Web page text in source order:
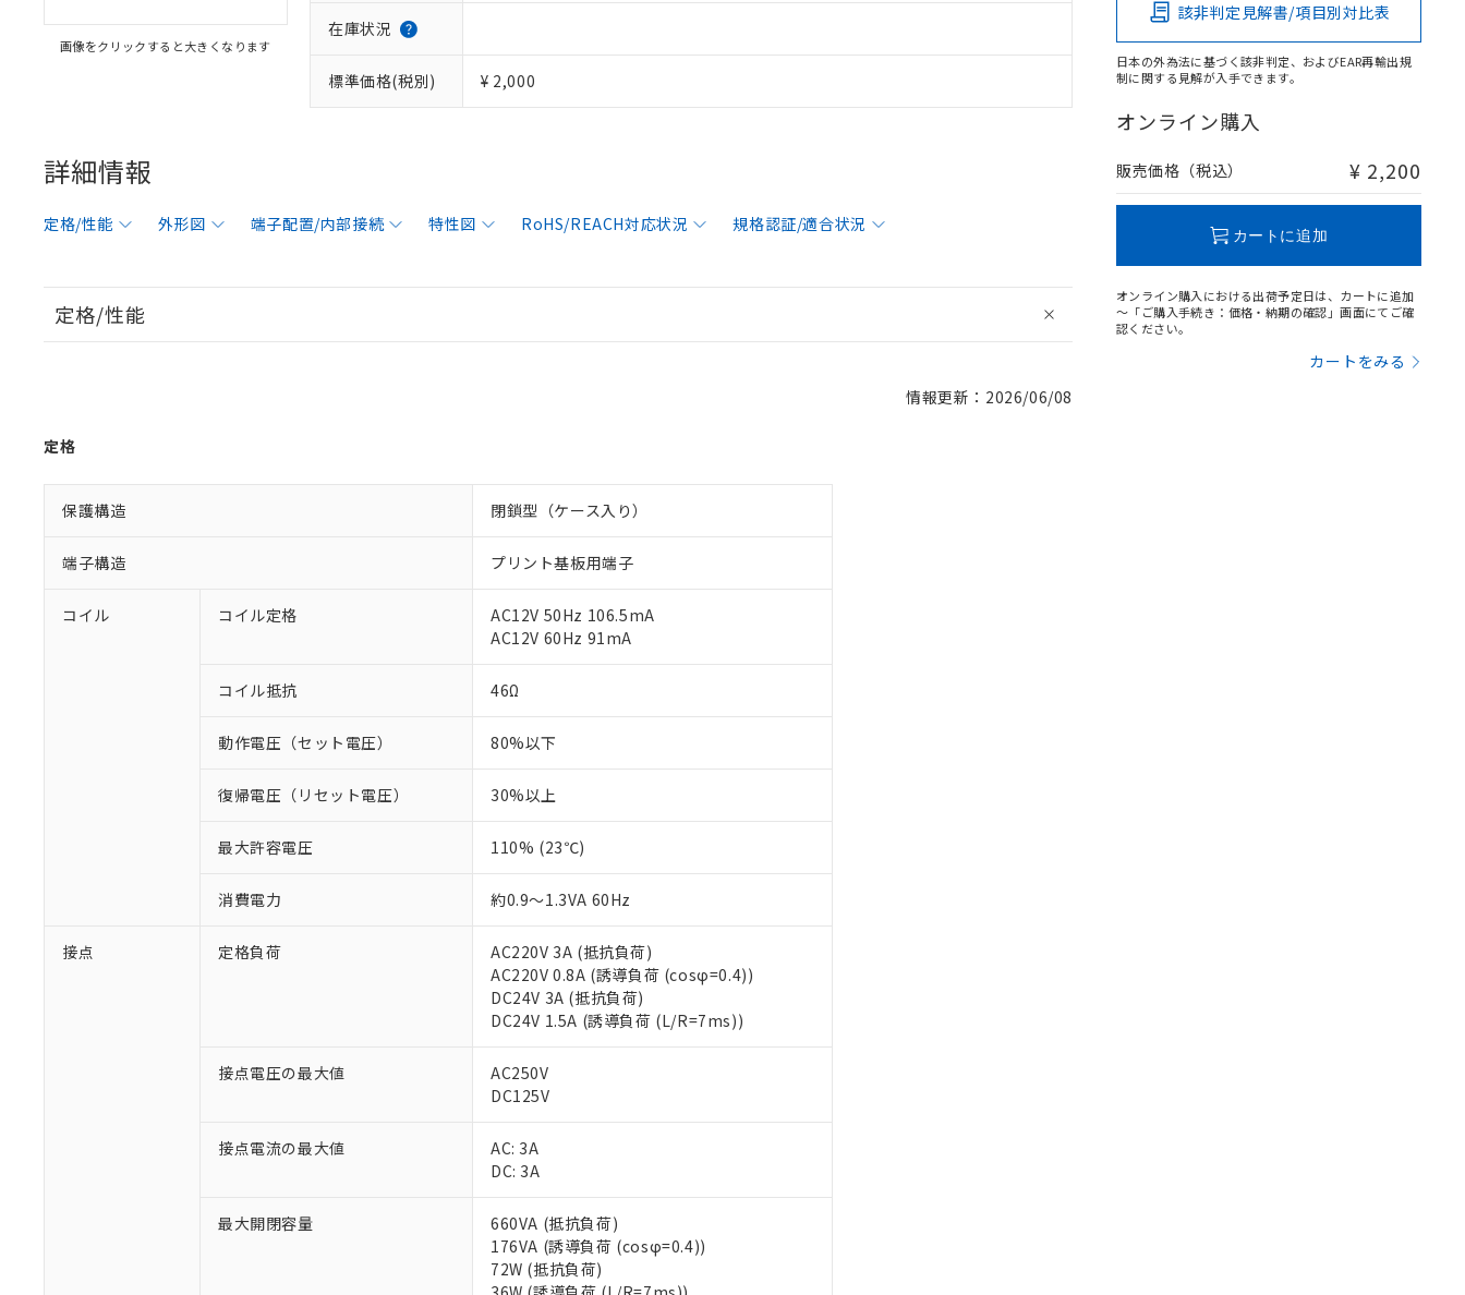
画像をクリックすると大きくなります
在庫状況
標準価格(税別) ¥ 2,000
詳細情報
定格/性能 外形図 端子配置/内部接続 特性図 RoHS/REACH対応状況 規格認証/適合状況
定格/性能
情報更新：2026/06/08
定格
保護構造 閉鎖型（ケース入り）
端子構造 プリント基板用端子
コイル コイル定格
AC12V 50Hz 106.5mA
AC12V 60Hz 91mA
コイル抵抗 46Ω
動作電圧（セット電圧） 80%以下
復帰電圧（リセット電圧） 30%以上
最大許容電圧 110% (23℃)
消費電力 約0.9～1.3VA 60Hz
接点 定格負荷
AC220V 3A (抵抗負荷)
AC220V 0.8A (誘導負荷 (cosφ=0.4))
DC24V 3A (抵抗負荷)
DC24V 1.5A (誘導負荷 (L/R=7ms))
接点電圧の最大値
AC250V
DC125V
接点電流の最大値
AC: 3A
DC: 3A
最大開閉容量
660VA (抵抗負荷)
176VA (誘導負荷 (cosφ=0.4))
72W (抵抗負荷)
該非判定見解書/項目別対比表
日本の外為法に基づく該非判定、およびEAR再輸出規
制に関する見解が入手できます。
オンライン購入
販売価格（税込） ¥ 2,200
カートに追加
オンライン購入における出荷予定日は、カートに追加
～「ご購入手続き：価格・納期の確認」画面にてご確
認ください。
カートをみる
対応済み：EU RoHS指令（10物質）の非含有に対応した製品が提供可能な商品です。
対応予定：EU RoHS指令（10物質）の非含有に対応した製品に切り替える予定のある商品です。